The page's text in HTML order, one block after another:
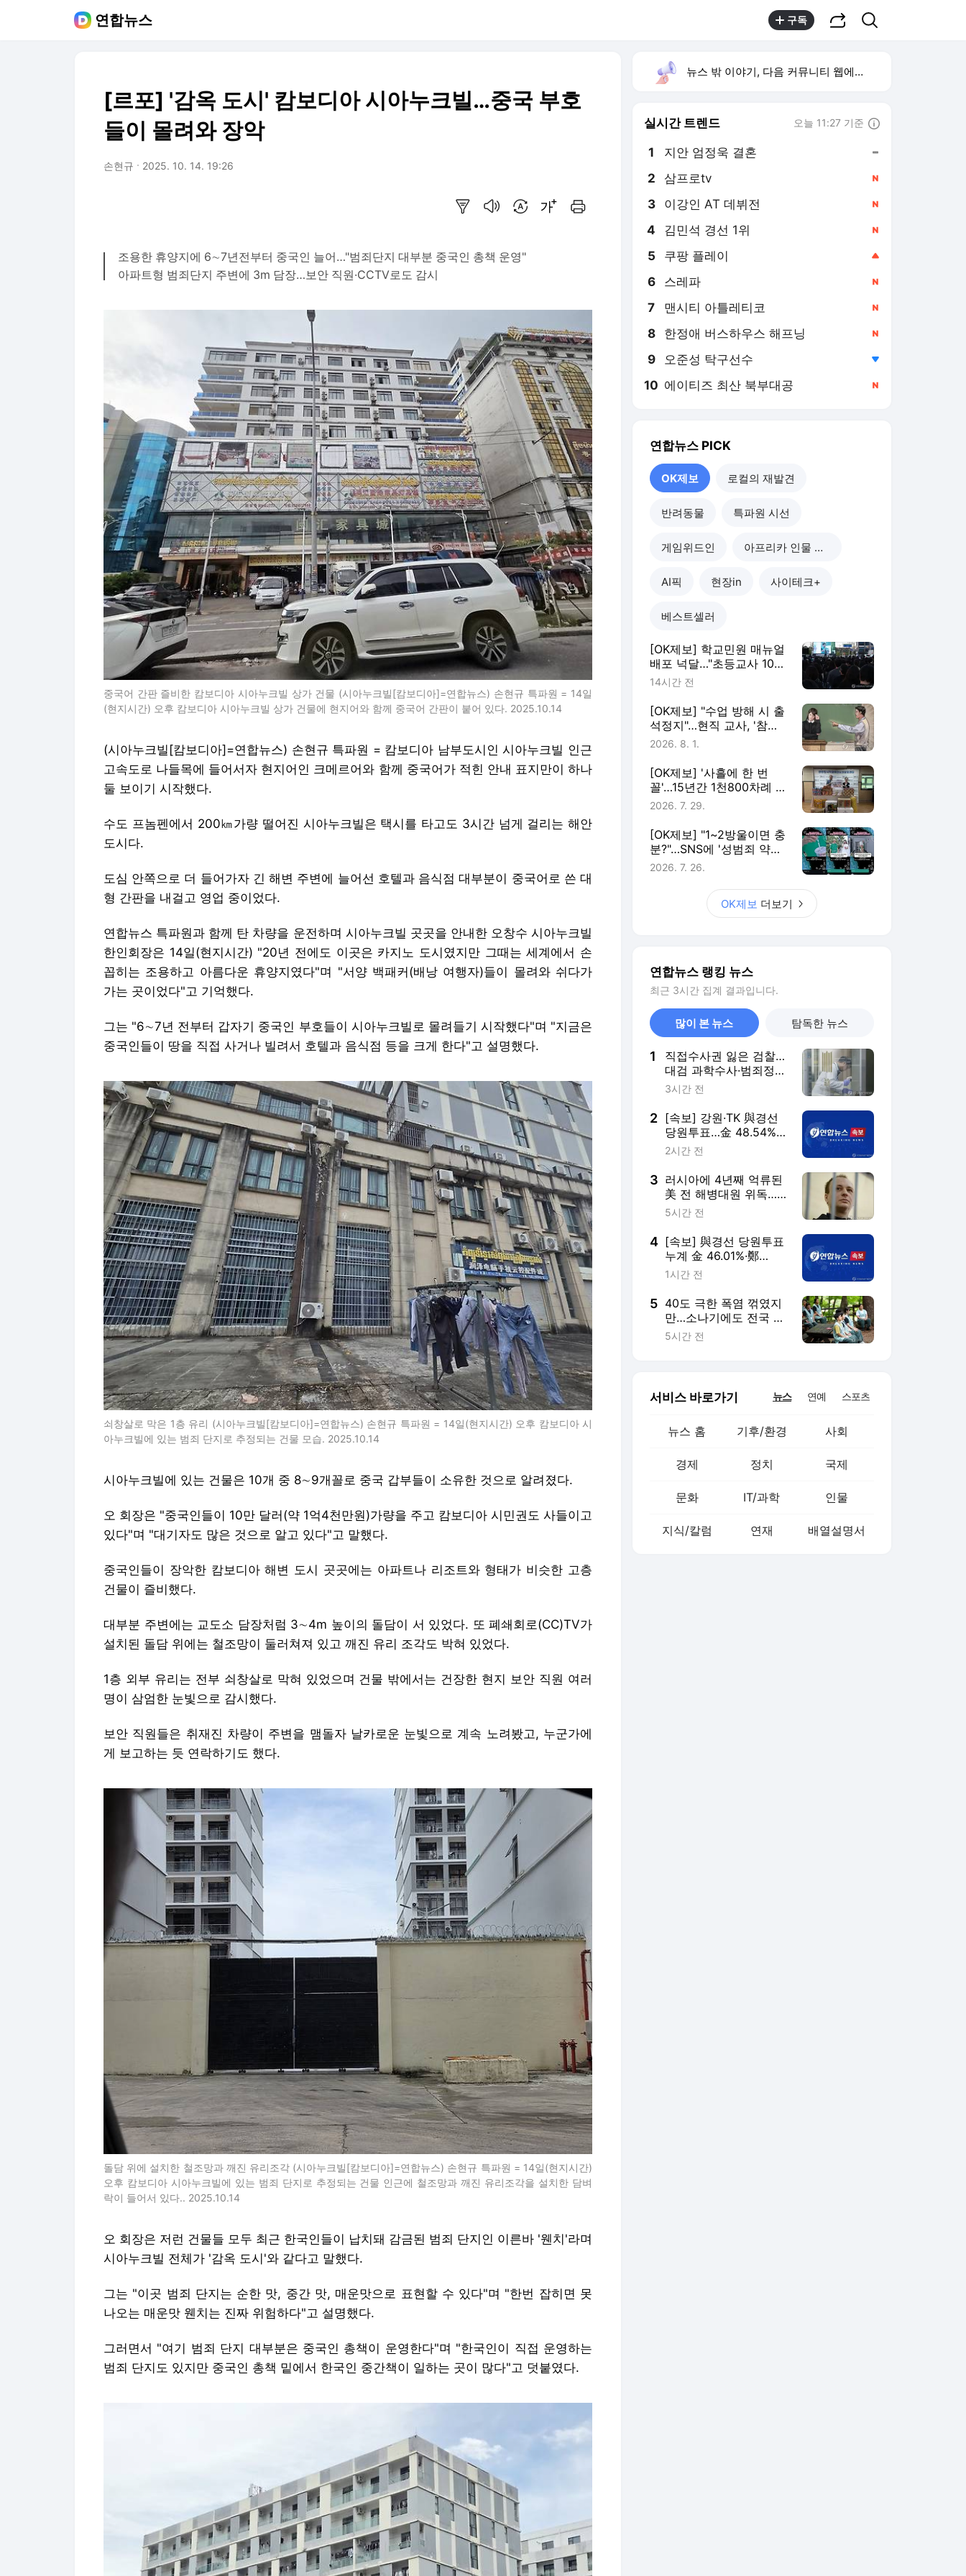
연합뉴스 구독
[르포] '감옥 도시' 캄보디아 시아누크빌…중국 부호
들이 몰려와 장악
손현규 2025. 10. 14. 19:26
조용한 휴양지에 6∼7년전부터 중국인 늘어…"범죄단지 대부분 중국인 총책 운영"
아파트형 범죄단지 주변에 3m 담장…보안 직원·CCTV로도 감시
중국어 간판 즐비한 캄보디아 시아누크빌 상가 건물 (시아누크빌[캄보디아]=연합뉴스) 손현규 특파원 = 14일
(현지시간) 오후 캄보디아 시아누크빌 상가 건물에 현지어와 함께 중국어 간판이 붙어 있다. 2025.10.14
(시아누크빌[캄보디아]=연합뉴스) 손현규 특파원 = 캄보디아 남부도시인 시아누크빌 인근
고속도로 나들목에 들어서자 현지어인 크메르어와 함께 중국어가 적힌 안내 표지만이 하나
둘 보이기 시작했다.
수도 프놈펜에서 200㎞가량 떨어진 시아누크빌은 택시를 타고도 3시간 넘게 걸리는 해안
도시다.
도심 안쪽으로 더 들어가자 긴 해변 주변에 늘어선 호텔과 음식점 대부분이 중국어로 쓴 대
형 간판을 내걸고 영업 중이었다.
연합뉴스 특파원과 함께 탄 차량을 운전하며 시아누크빌 곳곳을 안내한 오창수 시아누크빌
한인회장은 14일(현지시간) "20년 전에도 이곳은 카지노 도시였지만 그때는 세계에서 손
꼽히는 조용하고 아름다운 휴양지였다"며 "서양 백패커(배낭 여행자)들이 몰려와 쉬다가
가는 곳이었다"고 기억했다.
그는 "6∼7년 전부터 갑자기 중국인 부호들이 시아누크빌로 몰려들기 시작했다"며 "지금은
중국인들이 땅을 직접 사거나 빌려서 호텔과 음식점 등을 크게 한다"고 설명했다.
쇠창살로 막은 1층 유리 (시아누크빌[캄보디아]=연합뉴스) 손현규 특파원 = 14일(현지시간) 오후 캄보디아 시
아누크빌에 있는 범죄 단지로 추정되는 건물 모습. 2025.10.14
시아누크빌에 있는 건물은 10개 중 8∼9개꼴로 중국 갑부들이 소유한 것으로 알려졌다.
오 회장은 "중국인들이 10만 달러(약 1억4천만원)가량을 주고 캄보디아 시민권도 사들이고
있다"며 "대기자도 많은 것으로 알고 있다"고 말했다.
중국인들이 장악한 캄보디아 해변 도시 곳곳에는 아파트나 리조트와 형태가 비슷한 고층
건물이 즐비했다.
대부분 주변에는 교도소 담장처럼 3∼4m 높이의 돌담이 서 있었다. 또 폐쇄회로(CC)TV가
설치된 돌담 위에는 철조망이 둘러쳐져 있고 깨진 유리 조각도 박혀 있었다.
1층 외부 유리는 전부 쇠창살로 막혀 있었으며 건물 밖에서는 건장한 현지 보안 직원 여러
명이 삼엄한 눈빛으로 감시했다.
보안 직원들은 취재진 차량이 주변을 맴돌자 날카로운 눈빛으로 계속 노려봤고, 누군가에
게 보고하는 듯 연락하기도 했다.
돌담 위에 설치한 철조망과 깨진 유리조각 (시아누크빌[캄보디아]=연합뉴스) 손현규 특파원 = 14일(현지시간)
오후 캄보디아 시아누크빌에 있는 범죄 단지로 추정되는 건물 인근에 철조망과 깨진 유리조각을 설치한 담벼
락이 들어서 있다.. 2025.10.14
오 회장은 저런 건물들 모두 최근 한국인들이 납치돼 감금된 범죄 단지인 이른바 '웬치'라며
시아누크빌 전체가 '감옥 도시'와 같다고 말했다.
그는 "이곳 범죄 단지는 순한 맛, 중간 맛, 매운맛으로 표현할 수 있다"며 "한번 잡히면 못
나오는 매운맛 웬치는 진짜 위험하다"고 설명했다.
그러면서 "여기 범죄 단지 대부분은 중국인 총책이 운영한다"며 "한국인이 직접 운영하는
범죄 단지도 있지만 중국인 총책 밑에서 한국인 중간책이 일하는 곳이 많다"고 덧붙였다.
뉴스 밖 이야기, 다음 커뮤니티 웹에서 보기
실시간 트렌드 오늘 11:27 기준
1 지안 엄정욱 결혼
2 삼프로tv
4 김민석 경선 1위
5 쿠팡 플레이
6 스레파
7 맨시티 아틀레티코
8 한정애 버스하우스 해프닝
9 오준성 탁구선수
10 에이티즈 최산 북부대공
연합뉴스 PICK
OK제보 로컬의 재발견
반려동물 특파원 시선
게임위드인 아프리카 인물 열전
AI픽 현장in 사이테크+
베스트셀러
[OK제보] 학교민원 매뉴얼
배포 넉달…"초등교사 10명
중 7명 존재 몰라"
14시간 전
[OK제보] "수업 방해 시 출
석정지"…현직 교사, '참교
육법' 국민청원
2026. 8. 1.
[OK제보] '사흘에 한 번
꼴'…15년간 1천800차례 복
지시설 찾은 '나눔왕'
2026. 7. 29.
[OK제보] "1~2방울이면 충
분?"…SNS에 '성범죄 약물'
광고 횡행
2026. 7. 26.
OK제보 더보기
연합뉴스 랭킹 뉴스
최근 3시간 집계 결과입니다.
많이 본 뉴스 탐독한 뉴스
1
직접수사권 잃은 검찰…
대검 과학수사·범죄정보
부서도 수술대에
3시간 전
2 [속보] 강원·TK 與경선
당원투표…金 48.54%·
鄭 44.40%·宋 7.06%
2시간 전
3 러시아에 4년째 억류된
美 전 해병대원 위독…
美 "깊이 우려"
5시간 전
4 [속보] 與경선 당원투표
누계 金 46.01%·鄭
44.53%…가중치 미반영
1시간 전
5 40도 극한 폭염 꺾였지
만…소나기에도 전국 무
더위 "지친다"
5시간 전
서비스 바로가기 뉴스 연예 스포츠
뉴스 홈 기후/환경 사회
경제 정치 국제
문화 IT/과학 인물
지식/칼럼 연재 배열설명서